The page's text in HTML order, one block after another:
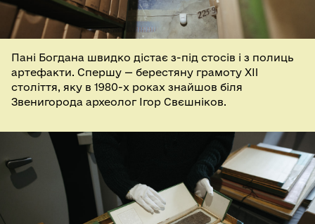
Пані Богдана швидко дістає з-під стосів і з полиць
артефакти. Спершу — берестяну грамоту XII
століття, яку в 1980-х роках знайшов біля
Звенигорода археолог Ігор Свєшніков.